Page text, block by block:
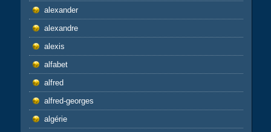
alexander
alexandre
alexis
alfabet
alfred
alfred-georges
algérie